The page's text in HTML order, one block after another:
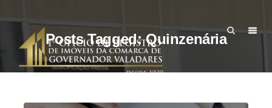
Posts Tagged: Quinzenária